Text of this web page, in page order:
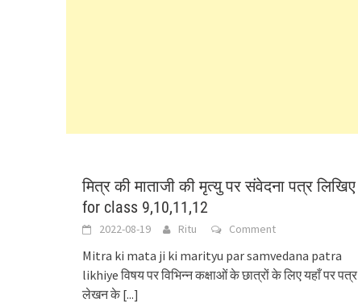
मित्र की माताजी की मृत्यु पर संवेदना पत्र लिखिए
for class 9,10,11,12
2022-08-19 Ritu Comment
Mitra ki mata ji ki marityu par samvedana patra
likhiye विषय पर विभिन्न कक्षाओं के छात्रों के लिए यहाँ पर पत्र
लेखन के [...]